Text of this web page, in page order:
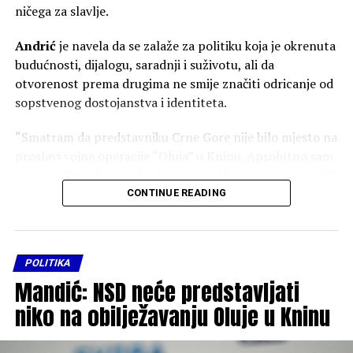
ničega za slavlje.
Andrićje navela da se zalaže za politiku koja je okrenuta
budućnosti, dijalogu, saradnji i suživotu, ali da
otvorenost prema drugima ne smije značiti odricanje od
sopstvenog dostojanstva i identiteta.
“Smatram da predstavniku Crne Gore nije bilo mjesto na
poslova da pošalje predstavnika na proslavu”, kazala je
sopstvenu politiku sjećanja, ali Crna Gora nema obavezu
da učestvuje u obilježavanju događaja koji je za desetine
hiljada ljudi značio smrt, progon, gubitak doma i trajno
raseljavanje.
CONTINUE READING
POLITIKA
Mandić: NSD neće predstavljati
niko na obilježavanju Oluje u Kninu